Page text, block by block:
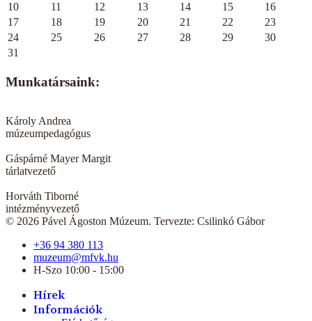
10
11 12 13 14 15
16
17
18 19 20 21 22
23
24
25 26 27 28 29
30
31
Munkatársaink:
Károly Andrea
múzeumpedagógus
Gáspárné Mayer Margit
tárlatvezető
Horváth Tiborné
intézményvezető
© 2026 Pável Ágoston Múzeum. Tervezte: Csilinkó Gábor
+36 94 380 113
muzeum@mfvk.hu
H-Szo 10:00 - 15:00
Hírek
Információk